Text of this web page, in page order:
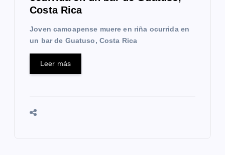
Costa Rica
Joven camoapense muere en riña ocurrida en
un bar de Guatuso, Costa Rica
Leer más